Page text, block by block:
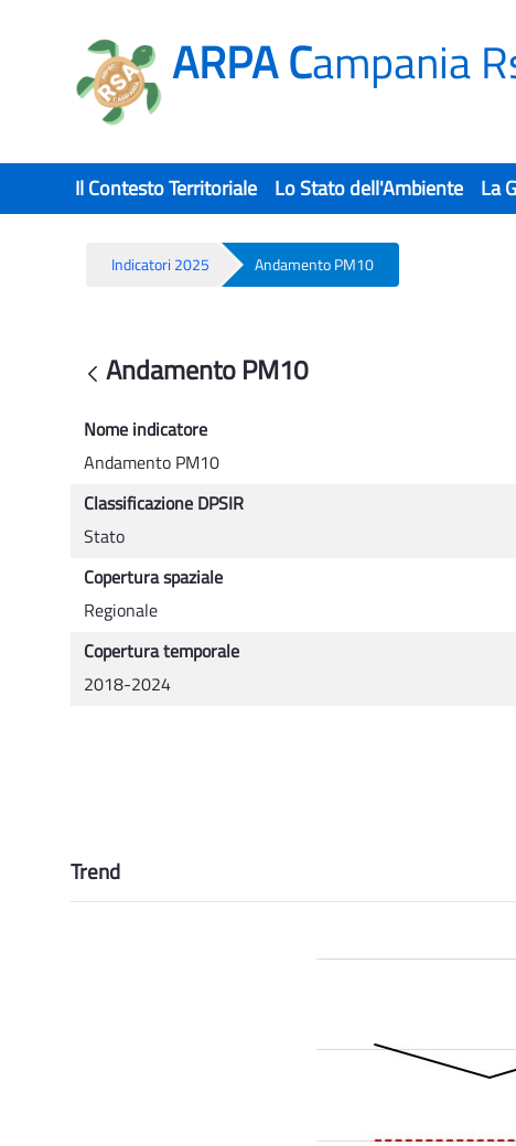
ARPA Campania
Il Contesto Territoriale Lo Stato dell'Ambiente La
Indicatori 2025 Andamento PM10
Andamento PM10
Nome indicatore
Andamento PM10
Classificazione DPSIR
Stato
Copertura spaziale
Regionale
Copertura temporale
2018-2024
Trend